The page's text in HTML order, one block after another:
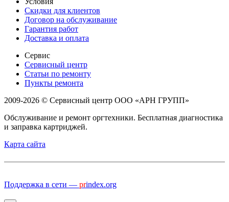
Скидки для клиентов
Договор на обслуживание
Гарантия работ
Доставка и оплата
Сервис
Сервисный центр
Статьи по ремонту
Пункты ремонта
2009-2026 © Сервисный центр ООО «АРН ГРУПП»
Обслуживание и ремонт оргтехники. Бесплатная диагностика
и заправка картриджей.
Карта сайта
Поддержка в сети — prindex.org